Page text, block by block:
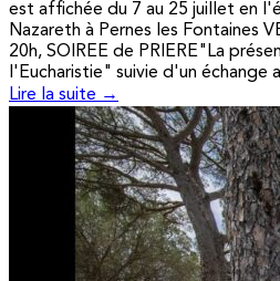
est affichée du 7 au 25 juillet en
Nazareth à Pernes les Fontaines
20h, SOIREE de PRIERE"La
l'Eucharistie" suivie d'un échange
Lire la suite →